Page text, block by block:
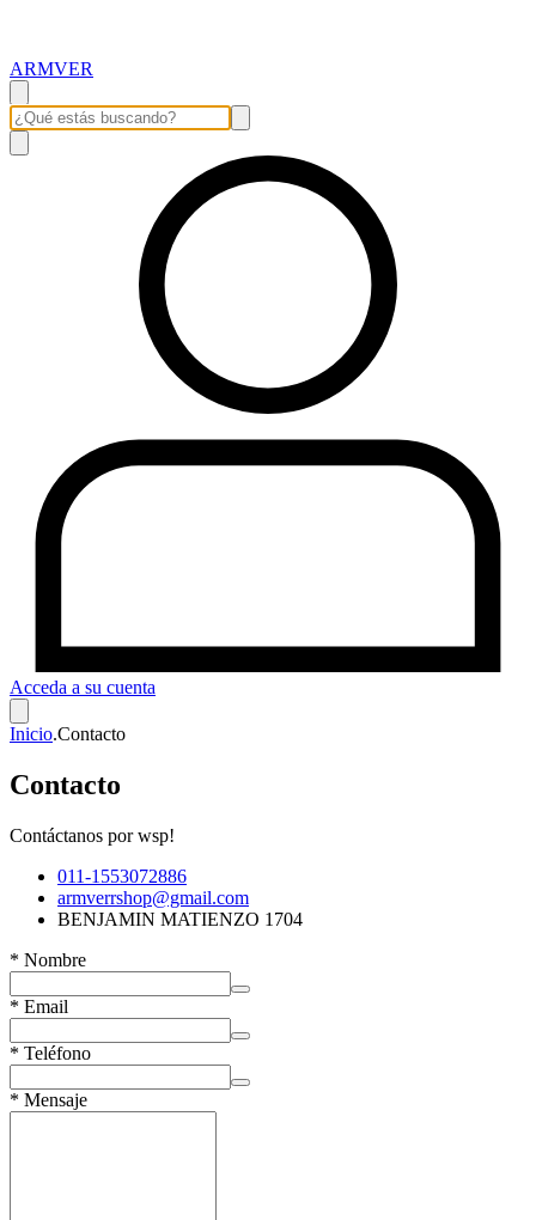
ARMVER
Acceda a su cuenta
Inicio.Contacto
Contacto
Contáctanos por wsp!
011-1553072886
armverrshop@gmail.com
BENJAMIN MATIENZO 1704
* Nombre
* Email
* Teléfono
* Mensaje